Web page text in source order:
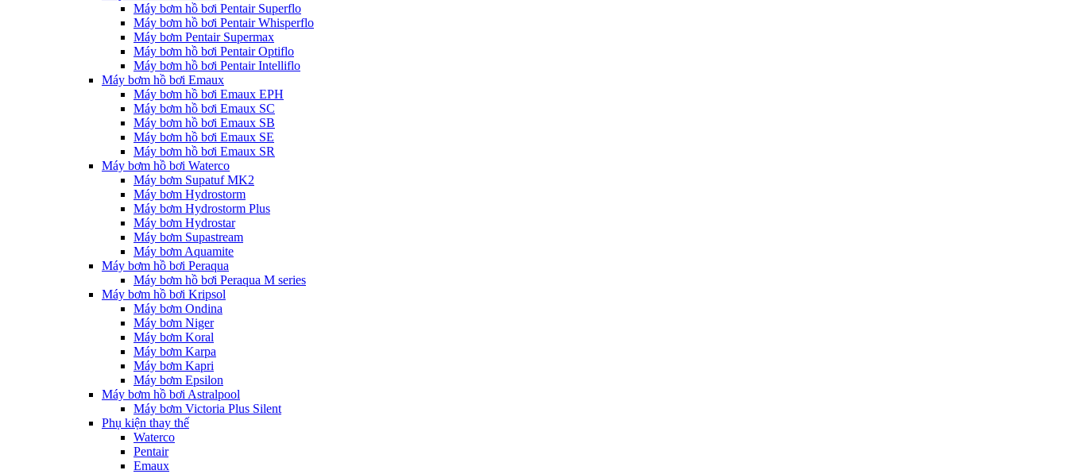
Máy bơm hồ bơi Pentair Superflo
Máy bơm hồ bơi Pentair Whisperflo
Máy bơm Pentair Supermax
Máy bơm hồ bơi Pentair Optiflo
Máy bơm hồ bơi Pentair Intelliflo
Máy bơm hồ bơi Emaux
Máy bơm hồ bơi Emaux EPH
Máy bơm hồ bơi Emaux SC
Máy bơm hồ bơi Emaux SB
Máy bơm hồ bơi Emaux SE
Máy bơm hồ bơi Emaux SR
Máy bơm hồ bơi Waterco
Máy bơm Supatuf MK2
Máy bơm Hydrostorm
Máy bơm Hydrostorm Plus
Máy bơm Hydrostar
Máy bơm Supastream
Máy bơm Aquamite
Máy bơm hồ bơi Peraqua
Máy bơm hồ bơi Peraqua M series
Máy bơm hồ bơi Kripsol
Máy bơm Ondina
Máy bơm Niger
Máy bơm Koral
Máy bơm Karpa
Máy bơm Kapri
Máy bơm Epsilon
Máy bơm hồ bơi Astralpool
Máy bơm Victoria Plus Silent
Phụ kiện thay thế
Waterco
Pentair
Emaux